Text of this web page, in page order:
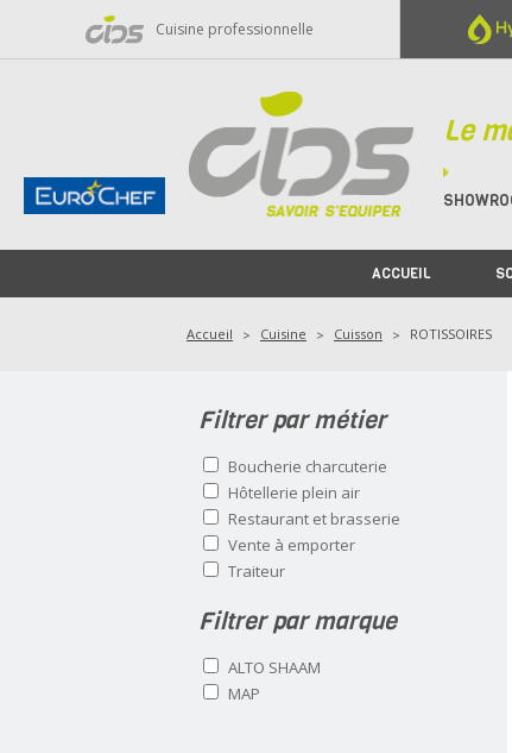
Cuisine professionnelle
Le
ACCUEIL
Accueil Cuisine Cuisson ROTISSOIRES
Filtrer par métier
Boucherie charcuterie
Hôtellerie plein air
Restaurant et brasserie
Vente à emporter
Traiteur
Filtrer par marque
ALTO SHAAM
MAP
Panneau de gestion des cookies